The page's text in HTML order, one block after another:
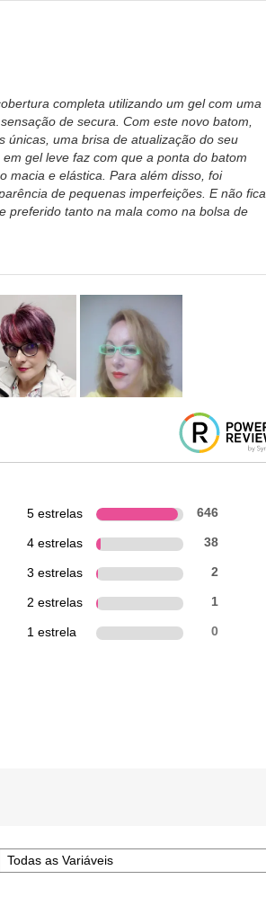
completa utilizando um gel com uma
de secura. Com este novo batom,
únicas, uma brisa de atualização do seu
gel leve faz com que a ponta do batom
macia e elástica. Para além disso, foi
de pequenas imperfeições. E não fica
preferido tanto na mala como na bolsa de
5 estrelas 646
4 estrelas 38
3 estrelas 2
2 estrelas 1
1 estrela 0